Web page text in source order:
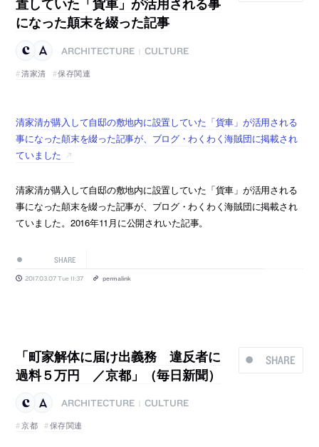
になった顛末を綴った記事
ARCHITECTURE
CULTURE
清家清
保存関連
清家清が購入して自邸の敷地内に設置していた「貨車」が活用される
事になった顛末を綴った記事が、ブログ・わくわく海賊団に掲載され
ていました
清家清が購入して自邸の敷地内に設置していた「貨車」が活用される
事になった顛末を綴った記事が、ブログ・わくわく海賊団に掲載され
ていました。2016年11月に公開されいた記事。
SHARE
2017.03.07 Tue 11:37 permalink
SHARE
「町家解体に届け出義務 違反者に
過料５万円 ／京都」（毎日新聞）
ARCHITECTURE
CULTURE
京都
保存関連